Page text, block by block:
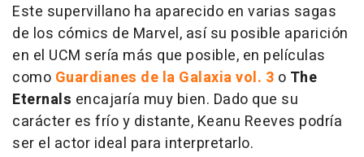
Este supervillano ha aparecido en varias sagas
de los cómics de Marvel, así su posible aparición
en el UCM sería más que posible, en películas
como Guardianes de la Galaxia vol. 3 o The
Eternals encajaría muy bien. Dado que su
carácter es frío y distante, Keanu Reeves podría
ser el actor ideal para interpretarlo.